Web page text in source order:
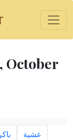
October
عشية باكر